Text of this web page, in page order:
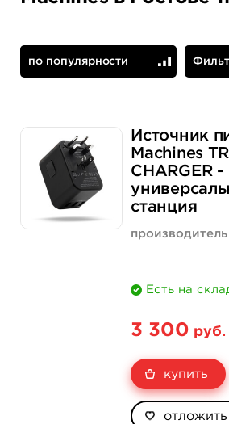
по популярности
Источник
Machines
CHARGER -
станция
производитель
Есть на
3 300 руб.
купить
отложить